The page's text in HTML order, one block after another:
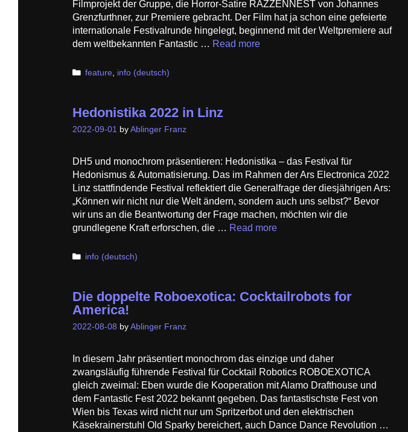
Filmprojekt der Gruppe, die Horror-Satire RAZZENNEST von Johannes
Grenzfurthner, zur Premiere gebracht. Der Film hat ja schon eine gefeierte
internationale Festivalrunde hingelegt, beginnend mit der Weltpremiere auf
dem weltbekannten Fantastic … Read more
Categories
feature, info (deutsch)
Hedonistika 2022 in Linz
2022-09-01 by Ablinger Franz
DH5 und monochrom präsentieren: Hedonistika – das Festival für
Hedonismus & Automatisierung. Das im Rahmen der Ars Electronica 2022
Linz stattfindende Festival reflektiert die Generalfrage der diesjährigen Ars:
„Können wir nicht nur die Welt ändern, sondern auch uns selbst?“ Bevor
wir uns an die Beantwortung der Frage machen, möchten wir die
grundlegene Kraft erforschen, die … Read more
Categories
info (deutsch)
Die doppelte Roboexotica: Cocktailrobots for
America!
2022-08-08 by Ablinger Franz
In diesem Jahr präsentiert monochrom das einzige und daher
zwangsläufig führende Festival für Cocktail Robotics ROBOEXOTICA
gleich zweimal: Eben wurde die Kooperation mit Alamo Drafthouse und
dem Fantastic Fest 2022 bekannt gegeben. Das fantastischste Fest von
Wien bis Texas wird nicht nur um Spritzerbot und den elektrischen
Käsekrainerstuhl Old Sparky bereichert, auch Dance Dance Revolution …